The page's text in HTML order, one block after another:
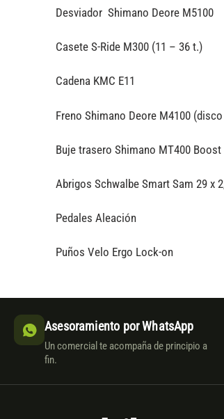
Desviador Shimano Deore M5100
Casete S-Ride M300 (11 – 36 t.)
Cadena KMC E11
Freno Shimano Deore M4100
Buje trasero Shimano MT400 Boost
Abrigos Schwalbe Smart Sam 29 x
Pedales Aleación
Puños Velo Ergo Lock-on
Asesoramiento por WhatsApp
Un comercial te acompaña de principio a
fin.